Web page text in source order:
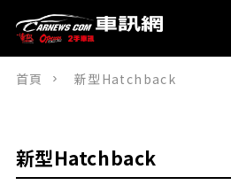
首頁 新型Hatchback
新型Hatchback